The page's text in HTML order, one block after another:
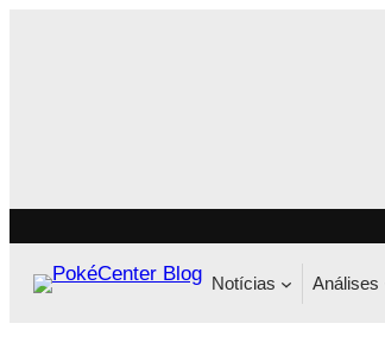
Notícias Análises